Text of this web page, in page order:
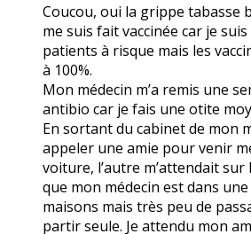
Coucou, oui la grippe tabasse
me suis fait vaccinée car je
patients à risque mais les
à 100%.
Mon médecin m’a remis une
antibio car je fais une otite
En sortant du cabinet de mon
appeler une amie pour venir
voiture, l’autre m’attendait
que mon médecin est dans
maisons mais très peu de
partir seule. Je attendu mon